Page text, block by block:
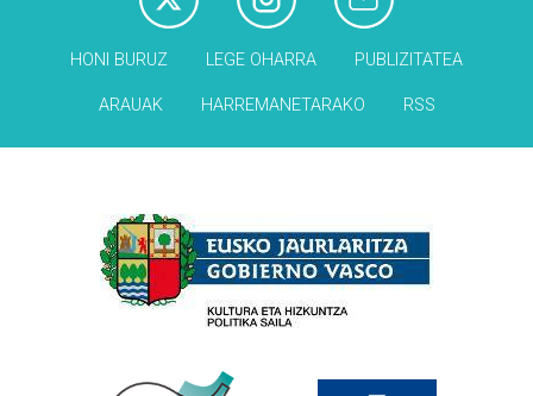
HONI BURUZ LEGE OHARRA PUBLIZITATEA
ARAUAK HARREMANETARAKO RSS